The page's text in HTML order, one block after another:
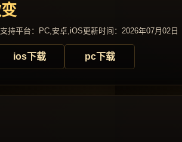
支持平台：PC,安卓,iOS更新时间：2026年07月02日
ios下载 pc下载